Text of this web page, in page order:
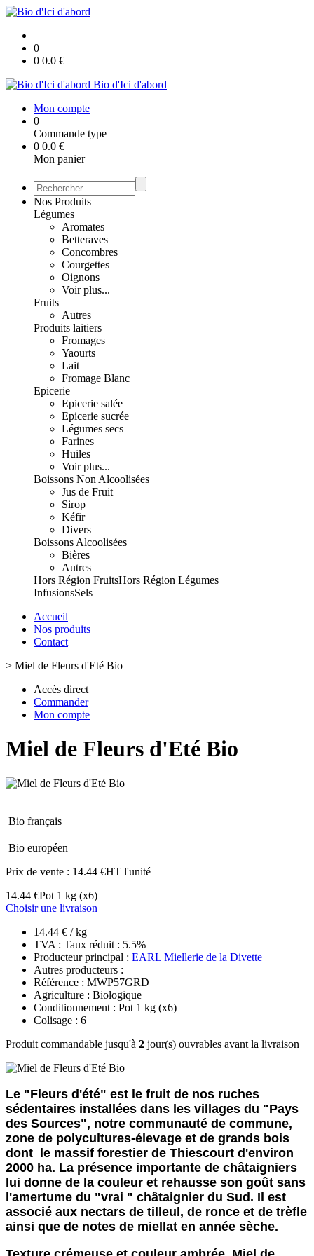
0
0 0.0 €
Bio d'Ici d'abord
Mon compte
0
Commande type
0 0.0 €
Mon panier
Nos Produits
Légumes
Aromates
Betteraves
Concombres
Courgettes
Oignons
Voir plus...
Fruits
Autres
Produits laitiers
Fromages
Yaourts
Lait
Fromage Blanc
Epicerie
Epicerie salée
Epicerie sucrée
Légumes secs
Farines
Huiles
Voir plus...
Boissons Non Alcoolisées
Jus de Fruit
Sirop
Kéfir
Divers
Boissons Alcoolisées
Bières
Autres
Hors Région FruitsHors Région Légumes
InfusionsSels
Accueil
Nos produits
Contact
> Miel de Fleurs d'Eté Bio
Accès direct
Commander
Mon compte
Miel de Fleurs d'Eté Bio
Bio français
Bio européen
Prix de vente : 14.44 €HT l'unité
14.44 €Pot 1 kg (x6)
Choisir une livraison
14.44 € / kg
TVA : Taux réduit : 5.5%
Producteur principal : EARL Miellerie de la Divette
Autres producteurs :
Référence : MWP57GRD
Agriculture : Biologique
Conditionnement : Pot 1 kg (x6)
Colisage : 6
Produit commandable jusqu'à 2 jour(s) ouvrables avant la livraison
Le "Fleurs d'été" est le fruit de nos ruches
sédentaires installées dans les villages du "Pays
des Sources", notre communauté de commune,
zone de polycultures-élevage et de grands bois
dont le massif forestier de Thiescourt d'environ
2000 ha. La présence importante de châtaigniers
lui donne de la couleur et rehausse son goût sans
l'amertume du "vrai " châtaignier du Sud. Il est
associé aux nectars de tilleul, de ronce et de trèfle
ainsi que de notes de miellat en année sèche.